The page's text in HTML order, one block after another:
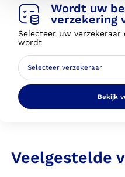
Wordt uw
verzekering
Selecteer uw
wordt
Bekijk
Veelgestelde